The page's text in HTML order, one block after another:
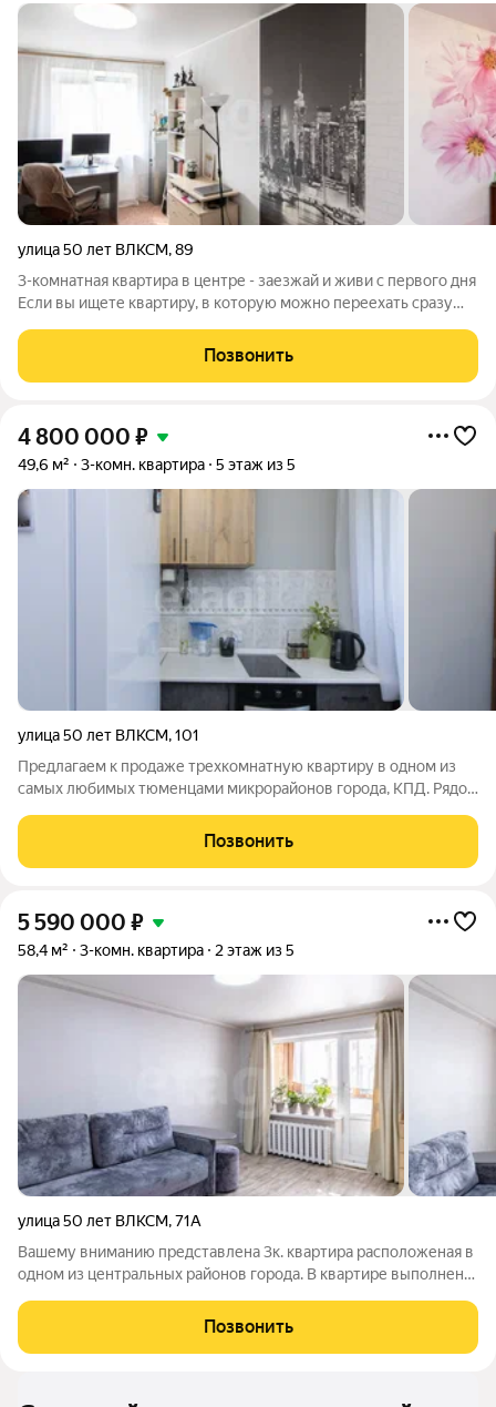
улица 50 лет ВЛКСМ,89
3-комнатная квартира в центре - заезжай и живи с первого дня
Если вы ищете квартиру, в которую можно переехать сразу
квартира в кирпичном доме в центральной части города -
идеальное сочетание
Позвонить
4 800 000 ₽
49,6 м² 3-комн. квартира 5 этаж из 5
улица 50 лет ВЛКСМ,101
Предлагаем к продаже трехкомнатную квартиру в одном из
самых любимых тюменцами микрорайонов города, КПД. Рядом
школа №17, Лицей №93 и поликлиника №6. Прекрасная
инфраструктура, не большая плотность
Позвонить
5 590 000 ₽
58,4 м² 3-комн. квартира 2 этаж из 5
улица 50 лет ВЛКСМ,71А
Вашему вниманию представлена 3к. квартира расположеная в
одном из центральных районов города. В квартире выполнен
договорённости. Дом расположен на берегу озера утиное, в
данный момент ведутся работы
Позвонить